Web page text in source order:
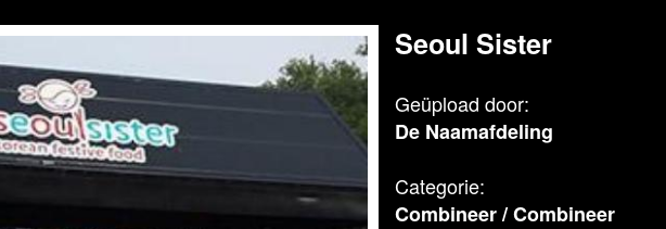
Seoul Sister
Geüpload door:
De Naamafdeling
Categorie:
Combineer/Combineer